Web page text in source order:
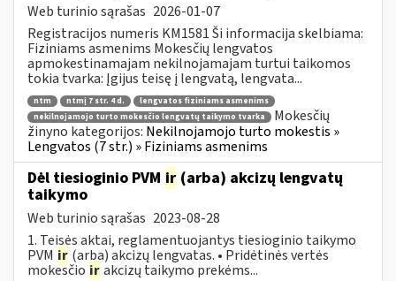
Web turinio sąrašas 2026-01-07
Registracijos numeris KM1581 Ši informacija skelbiama:
Fiziniams asmenims Mokesčių lengvatos
apmokestinamajam nekilnojamajam turtui taikomos
tokia tvarka: Įgijus teisę į lengvatą, lengvata...
ntm ntmį 7 str. 4 d.
lengvatos fiziniams asmenims
nekilnojamojo turto mokesčio lengvatų taikymo tvarka
Mokesčių
žinyno kategorijos: Nekilnojamojo turto mokestis »
Lengvatos (7 str.) » Fiziniams asmenims
Dėl tiesioginio PVM ir (arba) akcizų lengvatų
taikymo
Web turinio sąrašas 2023-08-28
1. Teisės aktai, reglamentuojantys tiesioginio taikymo
PVM ir (arba) akcizų lengvatas. • Pridėtinės vertės
mokesčio irakcizų taikymo prekėms...